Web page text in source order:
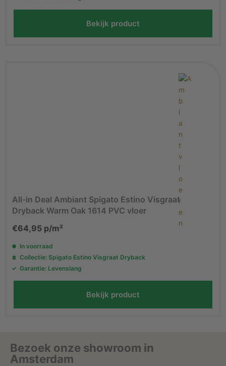
Bekijk product
All-in Deal Ambiant Spigato Estino Visgraat
Dryback Warm Oak 1614 PVC vloer
€64,95 p/m²
In voorraad
Collectie: Spigato Estino Visgraat Dryback
Garantie: Levenslang
Bekijk product
Bezoek onze showroom in
Amsterdam